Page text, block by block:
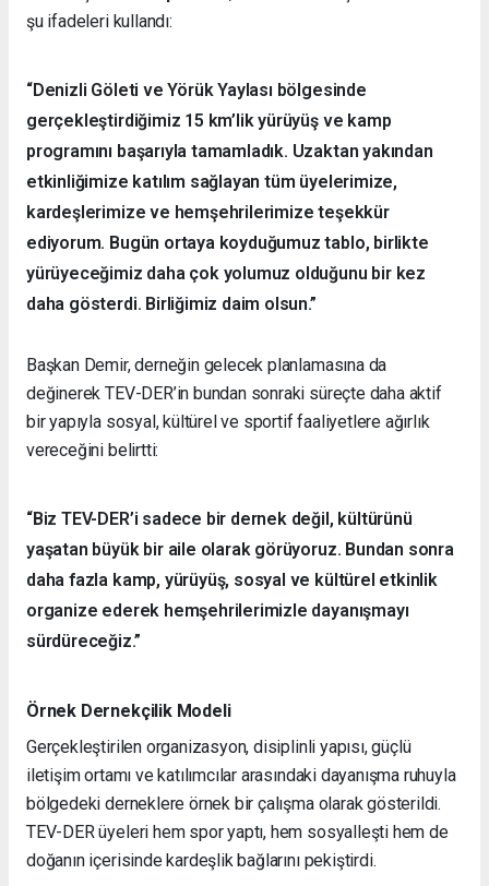
şu ifadeleri kullandı:
“Denizli Göleti ve Yörük Yaylası bölgesinde
gerçekleştirdiğimiz 15 km’lik yürüyüş ve kamp
programını başarıyla tamamladık. Uzaktan yakından
etkinliğimize katılım sağlayan tüm üyelerimize,
kardeşlerimize ve hemşehrilerimize teşekkür
ediyorum. Bugün ortaya koyduğumuz tablo, birlikte
yürüyeceğimiz daha çok yolumuz olduğunu bir kez
daha gösterdi. Birliğimiz daim olsun.”
Başkan Demir, derneğin gelecek planlamasına da
değinerek TEV-DER’in bundan sonraki süreçte daha aktif
bir yapıyla sosyal, kültürel ve sportif faaliyetlere ağırlık
vereceğini belirtti:
“Biz TEV-DER’i sadece bir dernek değil, kültürünü
yaşatan büyük bir aile olarak görüyoruz. Bundan sonra
daha fazla kamp, yürüyüş, sosyal ve kültürel etkinlik
organize ederek hemşehrilerimizle dayanışmayı
sürdüreceğiz.”
Örnek Dernekçilik Modeli
Gerçekleştirilen organizasyon, disiplinli yapısı, güçlü
iletişim ortamı ve katılımcılar arasındaki dayanışma ruhuyla
bölgedeki derneklere örnek bir çalışma olarak gösterildi.
TEV-DER üyeleri hem spor yaptı, hem sosyalleşti hem de
doğanın içerisinde kardeşlik bağlarını pekiştirdi.